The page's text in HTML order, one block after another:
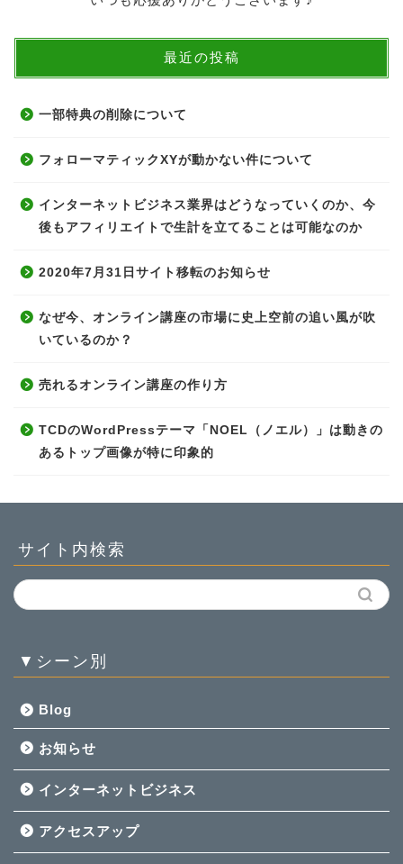
最近の投稿
一部特典の削除について
フォローマティックXYが動かない件について
インターネットビジネス業界はどうなっていくのか、今
後もアフィリエイトで生計を立てることは可能なのか
2020年7月31日サイト移転のお知らせ
なぜ今、オンライン講座の市場に史上空前の追い風が吹
いているのか？
売れるオンライン講座の作り方
TCDのWordPressテーマ「NOEL（ノエル）」は動きの
あるトップ画像が特に印象的
サイト内検索
▼シーン別
Blog
お知らせ
インターネットビジネス
アクセスアップ